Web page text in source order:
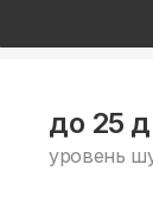
до 25
уровень